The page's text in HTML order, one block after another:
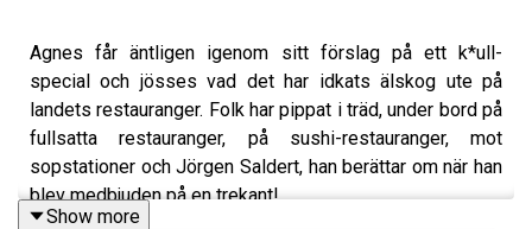
Agnes får äntligen igenom sitt förslag på ett k*ull-
special och jösses vad det har idkats älskog ute på
landets restauranger. Folk har pippat i träd, under bord på
fullsatta restauranger, på sushi-restauranger, mot
sopstationer och Jörgen Saldert, han berättar om när han
blev medbjuden på en trekant!
Show more